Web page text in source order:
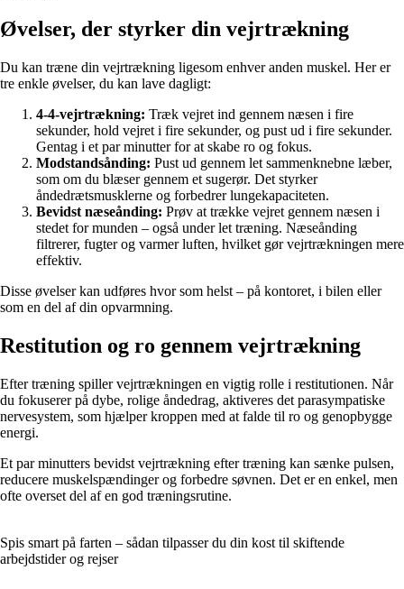
Øvelser, der styrker din vejrtrækning
Du kan træne din vejrtrækning ligesom enhver anden muskel. Her er
tre enkle øvelser, du kan lave dagligt:
4-4-vejrtrækning: Træk vejret ind gennem næsen i fire
sekunder, hold vejret i fire sekunder, og pust ud i fire sekunder.
Gentag i et par minutter for at skabe ro og fokus.
Modstandsånding: Pust ud gennem let sammenknebne læber,
som om du blæser gennem et sugerør. Det styrker
åndedrætsmusklerne og forbedrer lungekapaciteten.
Bevidst næseånding: Prøv at trække vejret gennem næsen i
stedet for munden – også under let træning. Næseånding
filtrerer, fugter og varmer luften, hvilket gør vejrtrækningen mere
effektiv.
Disse øvelser kan udføres hvor som helst – på kontoret, i bilen eller
som en del af din opvarmning.
Restitution og ro gennem vejrtrækning
Efter træning spiller vejrtrækningen en vigtig rolle i restitutionen. Når
du fokuserer på dybe, rolige åndedrag, aktiveres det parasympatiske
nervesystem, som hjælper kroppen med at falde til ro og genopbygge
energi.
Et par minutters bevidst vejrtrækning efter træning kan sænke pulsen,
reducere muskelspændinger og forbedre søvnen. Det er en enkel, men
ofte overset del af en god træningsrutine.
Spis smart på farten – sådan tilpasser du din kost til skiftende
arbejdstider og rejser